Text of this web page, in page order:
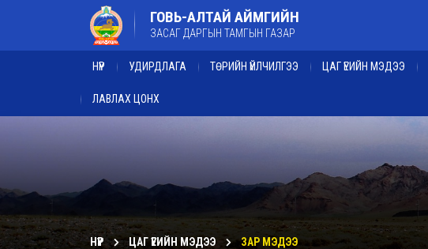
ГОВЬ-АЛТАЙ АЙМГИЙН
ЗАСАГ ДАРГЫН ТАМГЫН ГАЗАР
НҮҮР УДИРДЛАГА ТӨРИЙН ҮЙЛЧИЛГЭЭ ЦАГ ҮЕИЙН МЭДЭЭ
ЛАВЛАХ ЦОНХ
НҮҮР ЦАГ ҮЕИЙН МЭДЭЭ ЗАР МЭДЭЭ